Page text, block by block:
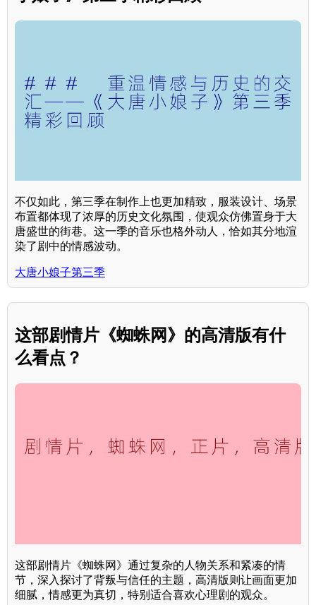
不仅如此，第三季在制作上也更加精致，服装设计、场景
布置都体现了浓厚的历史文化氛围，使观众仿佛置身于大
唐盛世的街巷。这一季的音乐也格外动人，恰如其分地渲
染了剧中的情感波动。
大唐小娘子第三季
这部剧情片《蜘蛛网》的高清版有什
么看点？
这部剧情片《蜘蛛网》通过复杂的人物关系和紧凑的情
节，深入探讨了背叛与信任的主题，高清版则让画面更加
细腻，情感更为真切，特别适合喜欢心理剧的观众。